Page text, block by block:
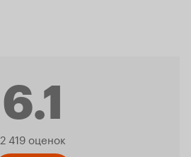
6.1
Рейтинг
2 419 оценок